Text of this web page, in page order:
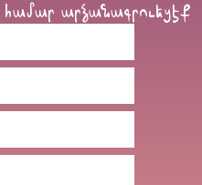
համար արձանագրուեցէք